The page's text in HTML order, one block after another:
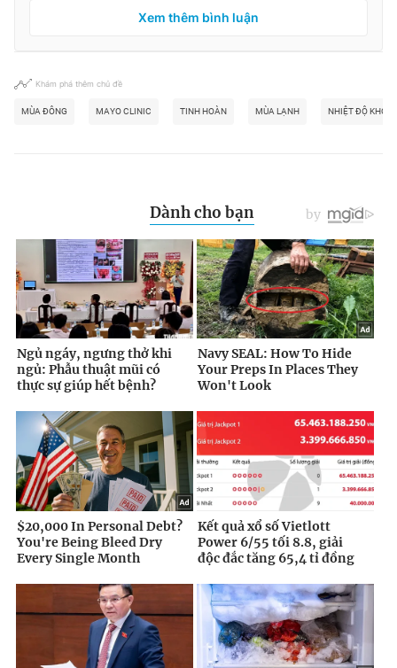
Xem thêm bình luận
Khám phá thêm chủ đề
MÙA ĐÔNG MAYO CLINIC TINH HOÀN MÙA LẠNH NHIỆT ĐỘ